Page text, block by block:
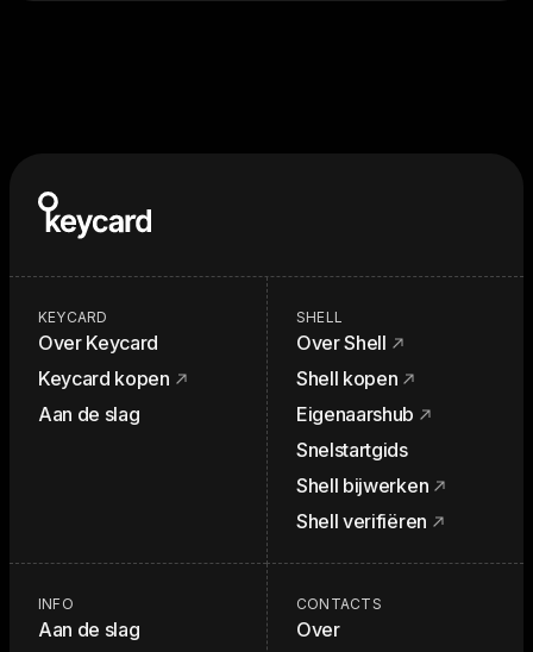
KEYCARD
Over Keycard
Keycard kopen
Aan de slag
SHELL
Over Shell
Shell kopen
Eigenaarshub
Snelstartgids
Shell bijwerken
Shell verifiëren
INFO
Aan de slag
CONTACTS
Over